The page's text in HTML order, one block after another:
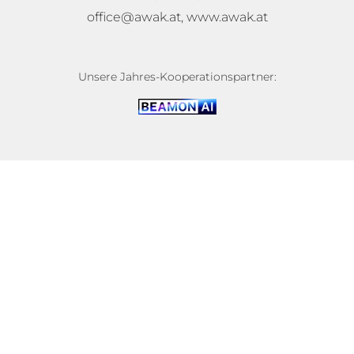
office@awak.at, www.awak.at
Unsere Jahres-Kooperationspartner: